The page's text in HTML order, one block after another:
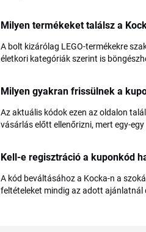
Milyen termékeket találsz a
A bolt kizárólag LEGO-termékekre
életkori kategóriák szerint is
Milyen gyakran frissülnek a
Az aktuális kódok ezen az oldalon
vásárlás előtt ellenőrizni, mert egy-
Kell-e regisztráció a kuponkód
A kód beváltásához a Kocka-n a
feltételeket mindig az adott ajánlatnál